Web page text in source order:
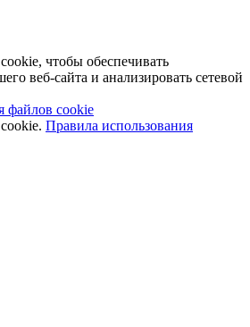
чтобы обеспечивать
веб-сайта и анализировать сетевой
файлов cookie
Правила использования